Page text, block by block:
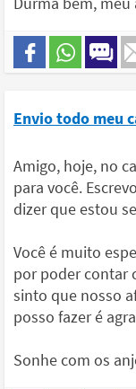
Envio todo meu
Amigo, hoje, no
para você.
dizer que estou
Você é muito
por poder contar
sinto que nosso
posso fazer é
Sonhe com os